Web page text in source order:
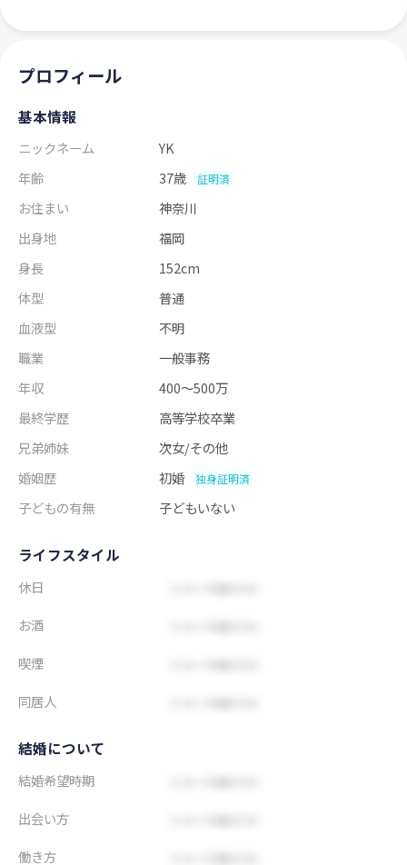
プロフィール
基本情報
ニックネーム
YK
年齢
37歳 証明済
お住まい
神奈川
出身地
福岡
身長
152cm
体型
普通
血液型
不明
職業
一般事務
年収
400～500万
最終学歴
高等学校卒業
兄弟姉妹
次女/その他
婚姻歴
初婚 独身証明済
子どもの有無 子どもいない
ライフスタイル
休日
お酒
喫煙
同居人
結婚について
結婚希望時期
出会い方
働き方